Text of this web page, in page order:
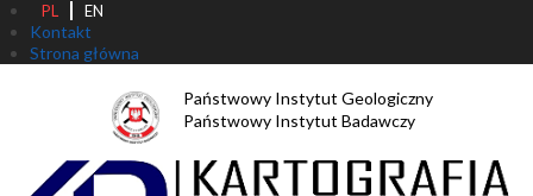
PL EN
Kontakt
Strona główna
Państwowy Instytut Geologiczny
Państwowy Instytut Badawczy